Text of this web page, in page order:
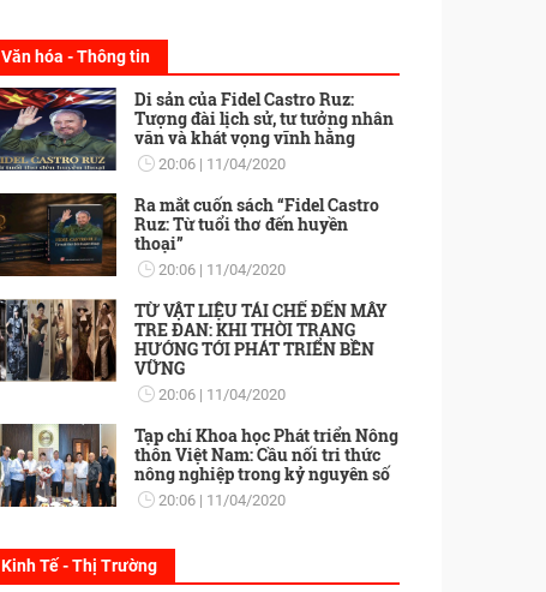
Văn hóa - Thông tin
Di sản của Fidel Castro Ruz:
Tượng đài lịch sử, tư tưởng nhân
văn và khát vọng vĩnh hằng
20:06 11/04/2020
Ra mắt cuốn sách “Fidel Castro
Ruz: Từ tuổi thơ đến huyền
thoại”
20:06 11/04/2020
TỪ VẬT LIỆU TÁI CHẾ ĐẾN MÂY
TRE ĐAN: KHI THỜI TRANG
HƯỚNG TỚI PHÁT TRIỂN BỀN
VỮNG
20:06 11/04/2020
Tạp chí Khoa học Phát triển Nông
thôn Việt Nam: Cầu nối tri thức
nông nghiệp trong kỷ nguyên số
20:06 11/04/2020
Kinh Tế - Thị Trường